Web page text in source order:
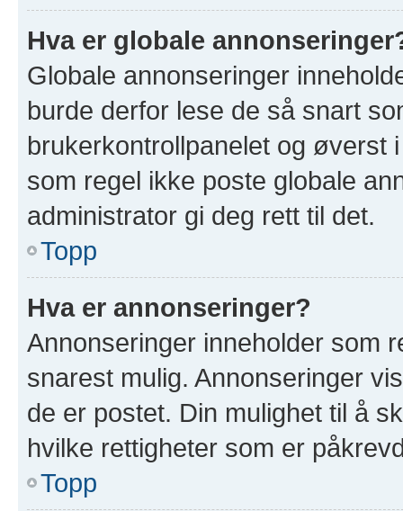
Hva er globale
Globale annonseringer
burde derfor lese de så snart
brukerkontrollpanelet og øverst
som regel ikke poste globale
administrator gi deg rett til det.
Topp
Hva er annonseringer?
Annonseringer inneholder som
snarest mulig. Annonseringer
de er postet. Din mulighet til å
hvilke rettigheter som er
Topp